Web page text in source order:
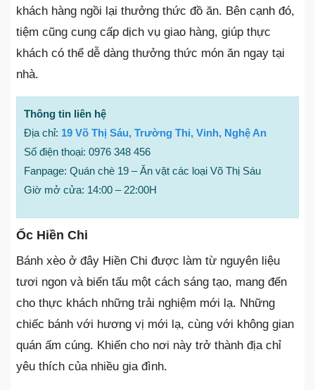
khách hàng ngồi lại thưởng thức đồ ăn. Bên cạnh đó,
tiệm cũng cung cấp dịch vụ giao hàng, giúp thực
khách có thể dễ dàng thưởng thức món ăn ngay tại
nhà.
Thông tin liên hệ
Địa chỉ: 19 Võ Thị Sáu, Trường Thi, Vinh, Nghệ An
Số điện thoại: 0976 348 456
Fanpage: Quán chè 19 – Ăn vặt các loại Võ Thị Sáu
Giờ mở cửa: 14:00 – 22:00H
Ốc Hiền Chi
Bánh xèo ở đây Hiền Chi được làm từ nguyên liệu
tươi ngon và biến tấu một cách sáng tạo, mang đến
cho thực khách những trải nghiệm mới lạ. Những
chiếc bánh với hương vị mới lạ, cùng với không gian
quán ấm cúng. Khiến cho nơi này trở thành địa chỉ
yêu thích của nhiều gia đình.